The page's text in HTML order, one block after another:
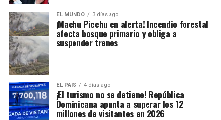
EL MUNDO 3 días ago
¡Machu Picchu en alerta! Incendio forestal
afecta bosque primario y obliga a
suspender trenes
EL PAIS 4 días ago
¡El turismo no se detiene! República
Dominicana apunta a superar los 12
millones de visitantes en 2026